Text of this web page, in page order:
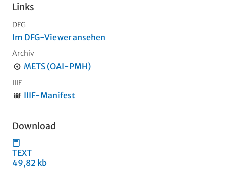
Links
DFG
Im DFG-Viewer ansehen
Archiv
METS (OAI-PMH)
IIIF
IIIF-Manifest
Download
TEXT
49,82 kb